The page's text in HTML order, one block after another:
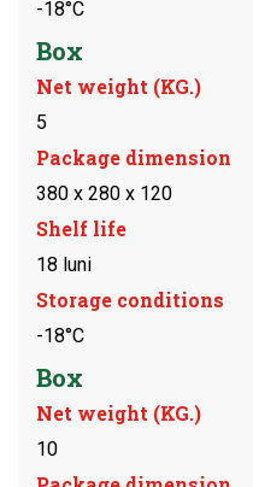
-18°C
Box
Net weight (KG.)
5
Package dimension
380 x 280 x 120
Shelf life
18 luni
Storage conditions
-18°C
Box
Net weight (KG.)
10